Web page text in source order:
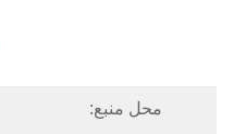
محل منبع: